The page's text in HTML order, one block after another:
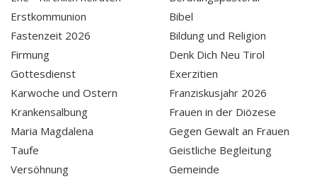
Erstkommunion
Fastenzeit 2026
Firmung
Gottesdienst
Karwoche und Ostern
Krankensalbung
Maria Magdalena
Taufe
Versöhnung
Bibel
Bildung und Religion
Denk Dich Neu Tirol
Exerzitien
Franziskusjahr 2026
Frauen in der Diözese
Gegen Gewalt an Frauen
Geistliche Begleitung
Gemeinde